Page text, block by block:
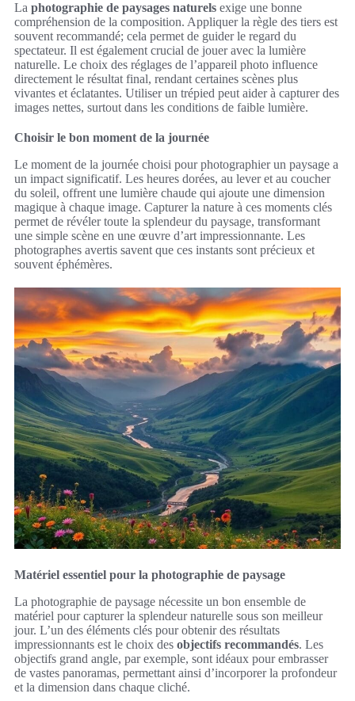
La photographie de paysages naturels exige une bonne
compréhension de la composition. Appliquer la règle des tiers est
souvent recommandé; cela permet de guider le regard du
spectateur. Il est également crucial de jouer avec la lumière
naturelle. Le choix des réglages de l’appareil photo influence
directement le résultat final, rendant certaines scènes plus
vivantes et éclatantes. Utiliser un trépied peut aider à capturer des
images nettes, surtout dans les conditions de faible lumière.
Choisir le bon moment de la journée
Le moment de la journée choisi pour photographier un paysage a
un impact significatif. Les heures dorées, au lever et au coucher
du soleil, offrent une lumière chaude qui ajoute une dimension
magique à chaque image. Capturer la nature à ces moments clés
permet de révéler toute la splendeur du paysage, transformant
une simple scène en une œuvre d’art impressionnante. Les
photographes avertis savent que ces instants sont précieux et
souvent éphémères.
Matériel essentiel pour la photographie de paysage
La photographie de paysage nécessite un bon ensemble de
matériel pour capturer la splendeur naturelle sous son meilleur
jour. L’un des éléments clés pour obtenir des résultats
impressionnants est le choix des objectifs recommandés. Les
objectifs grand angle, par exemple, sont idéaux pour embrasser
de vastes panoramas, permettant ainsi d’incorporer la profondeur
et la dimension dans chaque cliché.